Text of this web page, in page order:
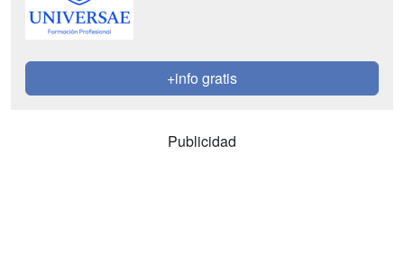
+info gratis
Publicidad